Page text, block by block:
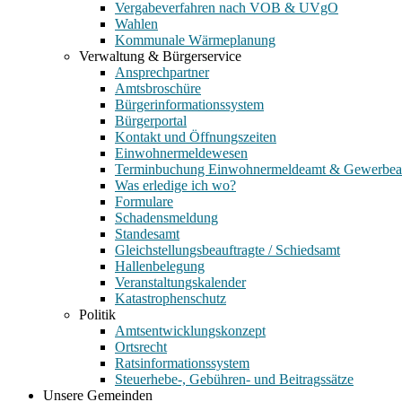
Vergabeverfahren nach VOB & UVgO
Wahlen
Kommunale Wärmeplanung
Verwaltung & Bürgerservice
Ansprechpartner
Amtsbroschüre
Bürgerinformationssystem
Bürgerportal
Kontakt und Öffnungszeiten
Einwohnermeldewesen
Terminbuchung Einwohnermeldeamt &
Was erledige ich wo?
Formulare
Schadensmeldung
Standesamt
Gleichstellungsbeauftragte / Schiedsamt
Hallenbelegung
Veranstaltungskalender
Katastrophenschutz
Politik
Amtsentwicklungskonzept
Ortsrecht
Ratsinformationssystem
Steuerhebe-, Gebühren- und Beitragssätze
Unsere Gemeinden